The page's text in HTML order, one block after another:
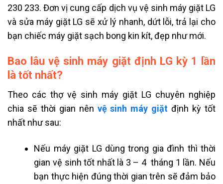
230 233. Đơn vị cung cấp dịch vụ vệ sinh máy giặt LG
và sửa máy giặt LG sẽ xử lý nhanh, dứt lỗi, trả lại cho
bạn chiếc máy giặt sạch bong kin kít, đẹp như mới.
Bao lâu vệ sinh máy giặt định LG kỳ 1 lần
là tốt nhất?
Theo các thợ vệ sinh máy giặt LG chuyên nghiệp
chia sẽ thời gian nên vệ sinh máy giặt định kỳ tốt
nhất như sau:
Nếu máy giặt LG dùng trong gia đình thì thời
gian vệ sinh tốt nhất là 3 – 4 tháng 1 lần. Nếu
bạn thực hiện đúng thời gian trên sẽ đảm bảo